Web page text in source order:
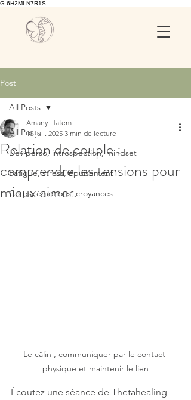
G-6H2MLN7R1S
Post
All Posts
Dev perso, introspection, mindset
Fatigue, stress, épuisement
Corps, émotions, croyances
All Posts
Relation de couple :
comprendre les tensions pour
mieux aimer.
Amany Hatem
10 juil. 2025 3 min de lecture
Le câlin , communiquer par le contact
physique et maintenir le lien
Écoutez une séance de Thetahealing